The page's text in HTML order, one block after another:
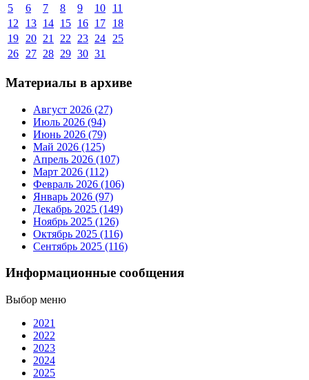
5
6 7 8 9 10
11
12
13 14 15 16 17
18
19
20 21 22 23 24
25
26
27 28 29 30 31
Материалы в архиве
Август 2026 (27)
Июль 2026 (94)
Июнь 2026 (79)
Май 2026 (125)
Апрель 2026 (107)
Март 2026 (112)
Февраль 2026 (106)
Январь 2026 (97)
Декабрь 2025 (149)
Ноябрь 2025 (126)
Октябрь 2025 (116)
Сентябрь 2025 (116)
Информационные сообщения
Выбор меню
2021
2022
2023
2024
2025